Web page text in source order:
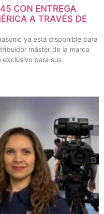
CON ENTREGA
A TRAVÉS DE
ya está disponible para
máster de la marca
exclusivo para sus